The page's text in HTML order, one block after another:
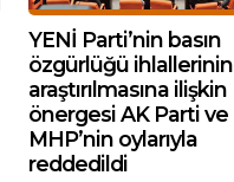
YENİ Parti’nin basın
özgürlüğü ihlallerinin
araştırılmasına ilişkin
önergesi AK Parti ve
MHP’nin oylarıyla
reddedildi